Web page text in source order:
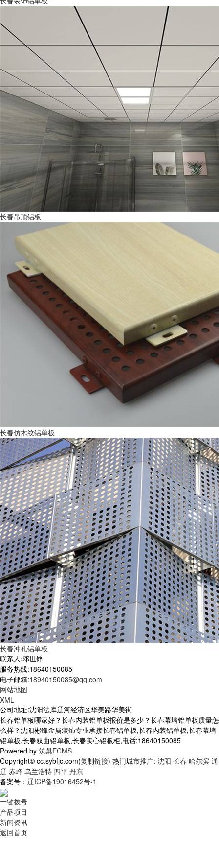
长春吊顶铝板
长春仿木纹铝单板
长春冲孔铝单板
联系人:邓世锋
服务热线:18640150085
电子邮箱:18940150085@qq.com
网站地图
XML
公司地址:沈阳法库辽河经济区华美路华美街
长春铝单板哪家好？长春内装铝单板报价是多少？长春幕墙铝单板质量怎
么样？沈阳彬锋金属装饰专业承接长春铝单板,长春内装铝单板,长春幕墙
铝单板,长春双曲铝单板,长春实心铝板柜,电话:18640150085
Powered by 筑巢ECMS
Copyright© cc.sybfjc.com(复制链接) 热门城市推广: 沈阳 长春 哈尔滨 通
辽 赤峰 乌兰浩特 四平 丹东
备案号： 辽ICP备19016452号-1
一键拨号
产品项目
新闻资讯
返回首页